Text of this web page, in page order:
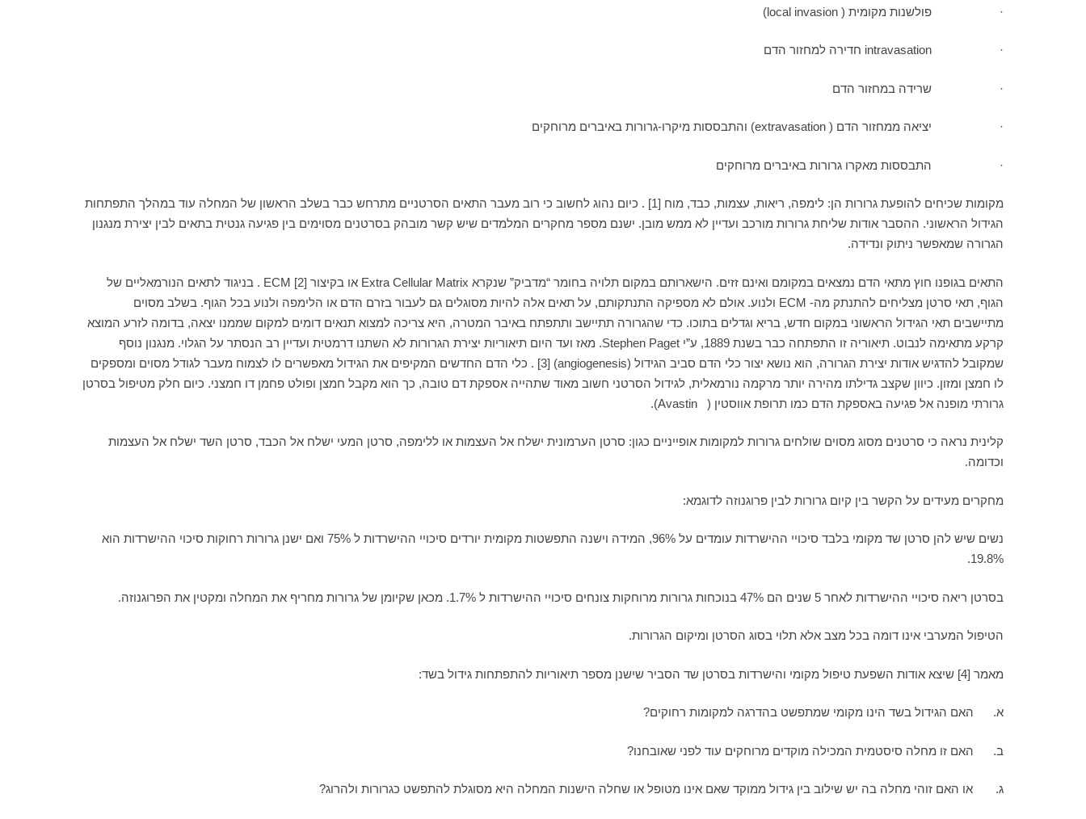
· פולשנות מקומית ( local invasion)
· intravasation חדירה למחזור הדם
· שרידה במחזור הדם
· יציאה ממחזור הדם ( extravasation) והתבססות מיקרו-גרורות באיברים מרוחקים
· התבססות מאקרו גרורות באיברים מרוחקים
מקומות שכיחים להופעת גרורות הן: לימפה, ריאות, עצמות, כבד, מוח [1] . כיום נהוג לחשוב כי רוב מעבר התאים הסרטניים מתרחש כבר בשלב הראשון של המחלה עוד במהלך התפתחות
הגידול הראשוני. ההסבר אודות שליחת גרורות מורכב ועדיין לא ממש מובן. ישנם מספר מחקרים המלמדים שיש קשר מובהק בסרטנים מסוימים בין פגיעה גנטית בתאים לבין יצירת מנגנון
הגרורה שמאפשר ניתוק ונדידה.
התאים בגופנו חוץ מתאי הדם נמצאים במקומם ואינם זזים. הישארותם במקום תלויה בחומר “מדביק” שנקרא Extra Cellular Matrix או בקיצור ECM [2] . בניגוד לתאים הנורמאליים של
הגוף, תאי סרטן מצליחים להתנתק מה- ECM ולנוע. אולם לא מספיקה התנתקותם, על תאים אלה להיות מסוגלים גם לעבור בזרם הדם או הלימפה ולנוע בכל הגוף. בשלב מסוים
מתיישבים תאי הגידול הראשוני במקום חדש, בריא וגדלים בתוכו. כדי שהגרורה תתיישב ותתפתח באיבר המטרה, היא צריכה למצוא תנאים דומים למקום שממנו יצאה, בדומה לזרע המוצא
קרקע מתאימה לנבוט. תיאוריה זו התפתחה כבר בשנת 1889, ע”י Stephen Paget. מאז ועד היום תיאוריות יצירת הגרורות לא השתנו דרמטית ועדיין רב הנסתר על הגלוי. מנגנון נוסף
שמקובל להדגיש אודות יצירת הגרורה, הוא נושא יצור כלי הדם סביב הגידול (angiogenesis) [3] . כלי הדם החדשים המקיפים את הגידול מאפשרים לו לצמוח מעבר לגודל מסוים ומספקים
לו חמצן ומזון. כיוון שקצב גדילתו מהירה יותר מרקמה נורמאלית, לגידול הסרטני חשוב מאוד שתהייה אספקת דם טובה, כך הוא מקבל חמצן ופולט פחמן דו חמצני. כיום חלק מטיפול בסרטן
גרורתי מופנה אל פגיעה באספקת הדם כמו תרופת אווסטין (
Avastin).
קלינית נראה כי סרטנים מסוג מסוים שולחים גרורות למקומות אופייניים כגון: סרטן הערמונית ישלח אל העצמות או ללימפה, סרטן המעי ישלח אל הכבד, סרטן השד ישלח אל העצמות
וכדומה.
מחקרים מעידים על הקשר בין קיום גרורות לבין פרוגנוזה לדוגמא:
נשים שיש להן סרטן שד מקומי בלבד סיכויי ההישרדות עומדים על 96%, המידה וישנה התפשטות מקומית יורדים סיכויי ההישרדות ל 75% ואם ישנן גרורות רחוקות סיכוי ההישרדות הוא
19.8%.
בסרטן ריאה סיכויי ההישרדות לאחר 5 שנים הם 47% בנוכחות גרורות מרוחקות צונחים סיכויי ההישרדות ל 1.7%. מכאן שקיומן של גרורות מחריף את המחלה ומקטין את הפרוגנוזה.
הטיפול המערבי אינו דומה בכל מצב אלא תלוי בסוג הסרטן ומיקום הגרורות.
מאמר [4] שיצא אודות השפעת טיפול מקומי והישרדות בסרטן שד הסביר שישנן מספר תיאוריות להתפתחות גידול בשד:
א. האם הגידול בשד הינו מקומי שמתפשט בהדרגה למקומות רחוקים?
ב. האם זו מחלה סיסטמית המכילה מוקדים מרוחקים עוד לפני שאובחנו?
ג. או האם זוהי מחלה בה יש שילוב בין גידול ממוקד שאם אינו מטופל או שחלה הישנות המחלה היא מסוגלת להתפשט כגרורות ולהרוג?